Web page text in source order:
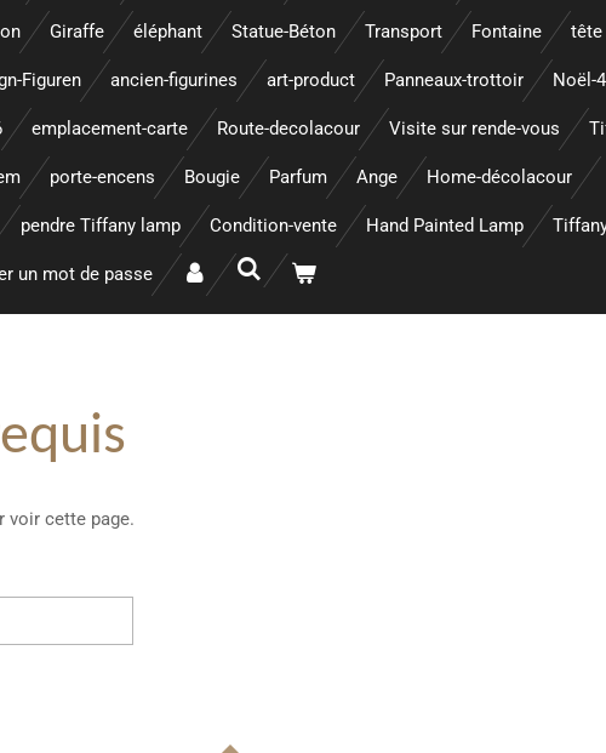
Giraffe éléphant Statue-Béton Transport Fontaine tête
Figuren ancien-figurines art-product Panneaux-trottoir Noël-
emplacement-carte Route-decolacour Visite sur rende-vous
porte-encens Bougie Parfum Ange Home-décolacour
pendre Tiffany lamp Condition-vente Hand Painted Lamp
un mot de passe
voir cette page.